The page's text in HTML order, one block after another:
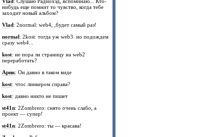
нибудь еще помнит то чувство, когда тебе
заходит новый альбом?
Vlad: 2normal: web4, ,будет самый раз!
normal: 2kost: тогда уж web3. но подождем
сразу web4...
kost: не пора ли страницу на web2
переработать?
Арик: Он давно в таком виде
kost: чтос линкером справа?
kost: давно никто не пишет
st41n: 2Zombrero: снято очень слабо, а
проект — супер!
st41n: 2Zombrero: ты — красава!